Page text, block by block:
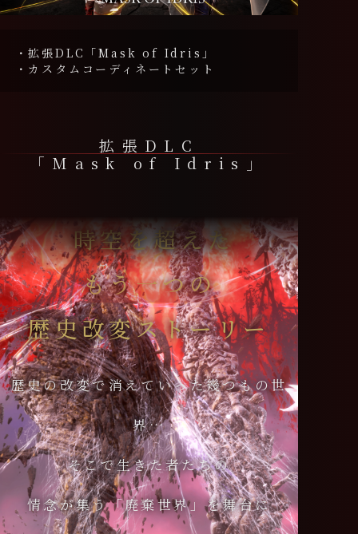
・拡張DLC「Mask of Idris」
・カスタムコーディネートセット
拡張DLC
「Mask of Idris」
時空を超えた
もう一つの
歴史改変ストーリー
歴史の改変で消えていった幾つもの世
界…
そこで生きた者たちの
情念が集う「廃棄世界」を舞台に